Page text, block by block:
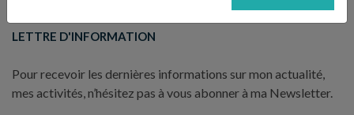
LETTRE D'INFORMATION
Pour recevoir les dernières informations sur mon actualité,
mes activités, n’hésitez pas à vous abonner à ma Newsletter.